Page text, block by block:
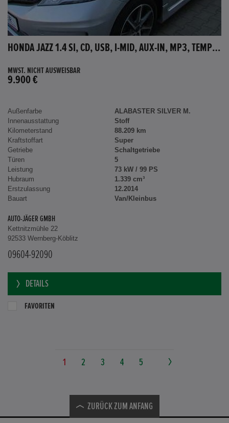
HONDA JAZZ 1.4 SI, CD, USB, I-MID, AUX-IN, MP3, TEMPOMAT
MWST. NICHT AUSWEISBAR
9.900 €
Außenfarbe
ALABASTER SILVER M.
Innenausstattung
Stoff
Kilometerstand
88.209 km
Kraftstoffart
Super
Getriebe
Schaltgetriebe
Türen
5
Leistung
73 kW / 99 PS
Hubraum
1.339 cm³
Erstzulassung
12.2014
Bauart
Van/Kleinbus
AUTO-JÄGER GMBH
Kettnitzmühle 22
92533 Wernberg-Köblitz
09604-92090
DETAILS
FAVORITEN
1 2 3 4 5
ZURÜCK ZUM ANFANG